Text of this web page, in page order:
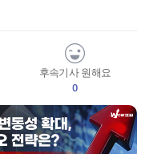
후속기사 원해요
0